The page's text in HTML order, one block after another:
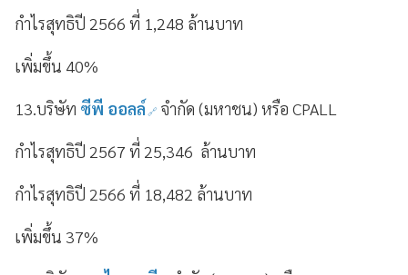
กำไรสุทธิปี 2566 ที่ 1,248 ล้านบาท
เพิ่มขึ้น 40%
13.บริษัท ซีพี ออลล์ จำกัด (มหาชน) หรือ CPALL
กำไรสุทธิปี 2567 ที่ 25,346 ล้านบาท
กำไรสุทธิปี 2566 ที่ 18,482 ล้านบาท
เพิ่มขึ้น 37%